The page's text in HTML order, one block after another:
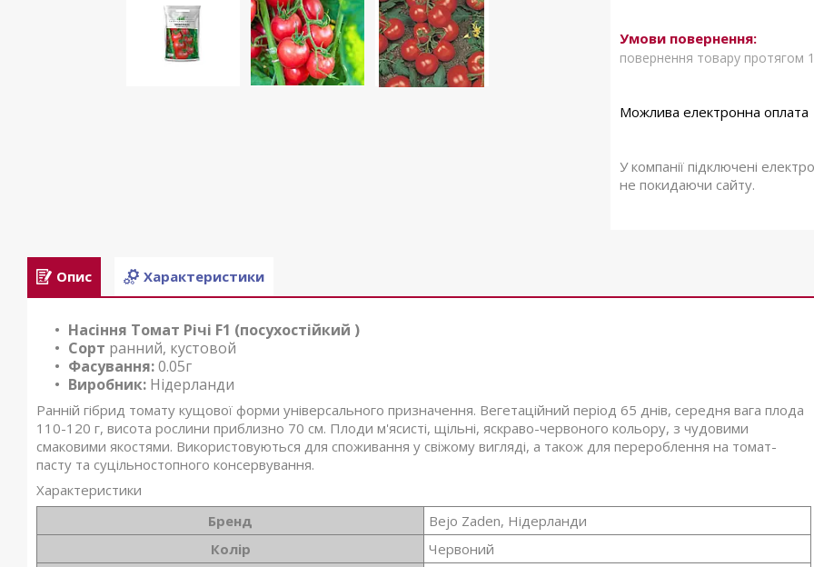
повернення товару протягом
У компанії підключені
не покидаючи сайту.
Опис Характеристики
Насіння Томат Річі F1 (посухостійкий )
Сорт ранний, кустовой
Фасування:0.05г
Виробник: Нідерланди
Ранній гібрид томату кущової форми універсального призначення. Вегетаційний період 65 днів, середня вага плода
110-120 г, висота рослини приблизно 70 см. Плоди м'ясисті, щільні, яскраво-червоного кольору, з чудовими
смаковими якостями. Використовуються для споживання у свіжому вигляді, а також для перероблення на томат-
пасту та суцільностопного консервування.
Характеристики
Бренд
Bejo Zaden, Нідерланди
Колір
Червоний